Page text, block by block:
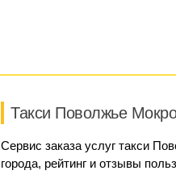
Такси Поволжье
Сервис заказа услуг такси
города, рейтинг и отзывы